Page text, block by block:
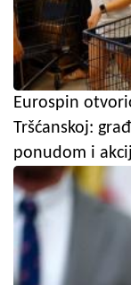
Eurospin
Tršćanskoj:
ponudom i